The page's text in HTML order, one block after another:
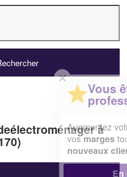
à
?
votrechiffre d'affaireset
tout en gagnant de
clients